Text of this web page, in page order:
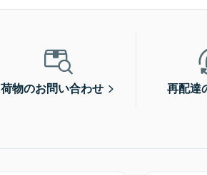
荷物のお問い合わせ 再配達